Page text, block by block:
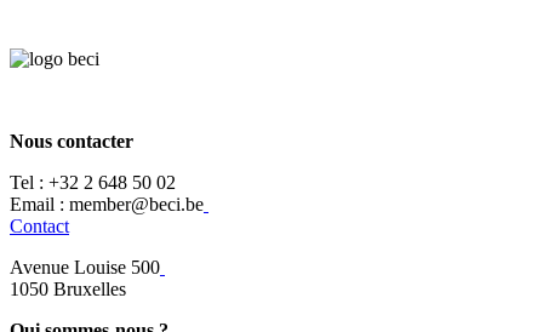
Nous contacter
Tel : +32 2 648 50 02​
​​Email : member@beci.be
Contact
Avenue Louise 500
​1050 Bruxelles